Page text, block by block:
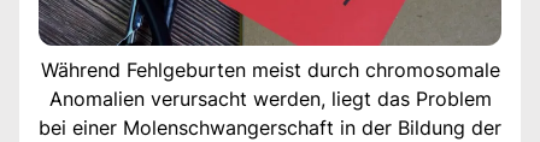
Während Fehlgeburten meist durch chromosomale
Anomalien verursacht werden, liegt das Problem
bei einer Molenschwangerschaft in der Bildung der